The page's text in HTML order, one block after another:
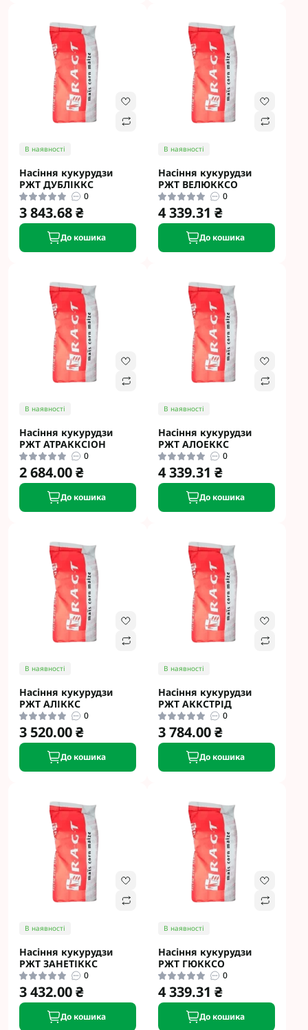
В наявності
Насіння кукурудзи
РЖТ ДУБЛІККС
0
3 843.68 ₴
До кошика
В наявності
Насіння кукурудзи
РЖТ ВЕЛЮККСО
0
4 339.31 ₴
До кошика
В наявності
Насіння кукурудзи
РЖТ АТРАККСІОН
0
2 684.00 ₴
До кошика
В наявності
Насіння кукурудзи
РЖТ АЛОЕККС
0
4 339.31 ₴
До кошика
В наявності
Насіння кукурудзи
РЖТ АЛІККС
0
3 520.00 ₴
До кошика
В наявності
Насіння кукурудзи
РЖТ АККСТРІД
0
3 784.00 ₴
До кошика
В наявності
Насіння кукурудзи
РЖТ ЗАНЕТІККС
0
3 432.00 ₴
До кошика
В наявності
Насіння кукурудзи
РЖТ ГЮККСО
0
4 339.31 ₴
До кошика